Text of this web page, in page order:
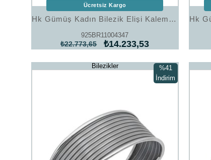
Hk Gümüş Kadın Bilezik Elişi Kalemli |Gümüş Takı Hediyelik Ürünler
925BR11004347
₺14.233,53
₺22.773,65
Ücretsiz Kargo
Bilezikler
%41
İndirim